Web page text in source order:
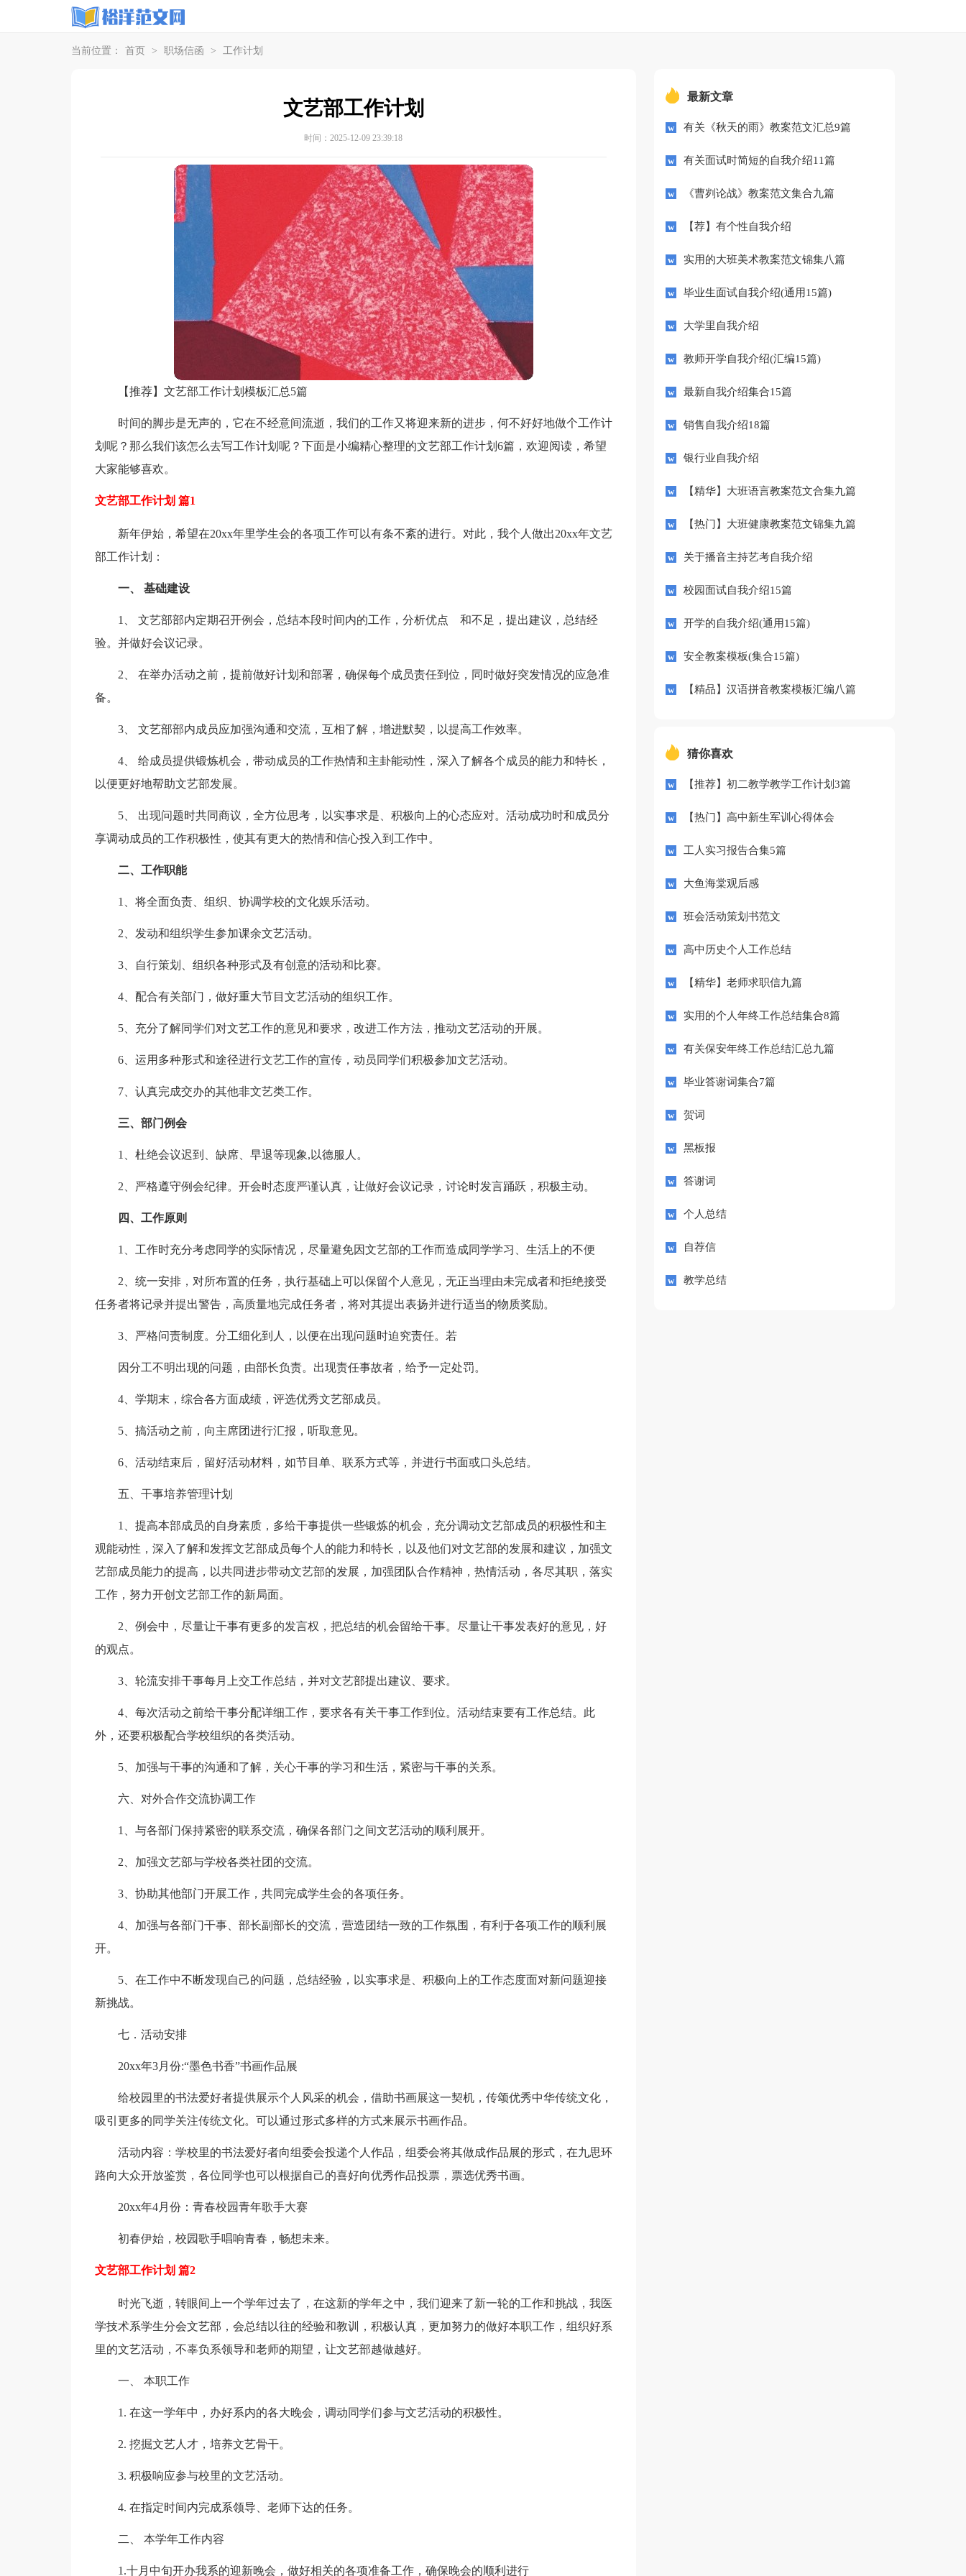
当前位置： 首页 > 职场信函 > 工作计划
文艺部工作计划
时间：2025-12-09 23:39:18
【推荐】文艺部工作计划模板汇总5篇
时间的脚步是无声的，它在不经意间流逝，我们的工作又将迎来新的进步，何不好好地做个工作计
划呢？那么我们该怎么去写工作计划呢？下面是小编精心整理的文艺部工作计划6篇，欢迎阅读，希望
大家能够喜欢。
文艺部工作计划 篇1
新年伊始，希望在20xx年里学生会的各项工作可以有条不紊的进行。对此，我个人做出20xx年文艺
部工作计划：
一、 基础建设
1、 文艺部部内定期召开例会，总结本段时间内的工作，分析优点 和不足，提出建议，总结经
验。并做好会议记录。
2、 在举办活动之前，提前做好计划和部署，确保每个成员责任到位，同时做好突发情况的应急准
备。
3、 文艺部部内成员应加强沟通和交流，互相了解，增进默契，以提高工作效率。
4、 给成员提供锻炼机会，带动成员的工作热情和主卦能动性，深入了解各个成员的能力和特长，
以便更好地帮助文艺部发展。
5、 出现问题时共同商议，全方位思考，以实事求是、积极向上的心态应对。活动成功时和成员分
享调动成员的工作积极性，使其有更大的热情和信心投入到工作中。
二、工作职能
1、将全面负责、组织、协调学校的文化娱乐活动。
2、发动和组织学生参加课余文艺活动。
3、自行策划、组织各种形式及有创意的活动和比赛。
4、配合有关部门，做好重大节目文艺活动的组织工作。
5、充分了解同学们对文艺工作的意见和要求，改进工作方法，推动文艺活动的开展。
6、运用多种形式和途径进行文艺工作的宣传，动员同学们积极参加文艺活动。
7、认真完成交办的其他非文艺类工作。
三、部门例会
1、杜绝会议迟到、缺席、早退等现象,以德服人。
2、严格遵守例会纪律。开会时态度严谨认真，让做好会议记录，讨论时发言踊跃，积极主动。
四、工作原则
1、工作时充分考虑同学的实际情况，尽量避免因文艺部的工作而造成同学学习、生活上的不便
2、统一安排，对所布置的任务，执行基础上可以保留个人意见，无正当理由未完成者和拒绝接受
任务者将记录并提出警告，高质量地完成任务者，将对其提出表扬并进行适当的物质奖励。
3、严格问责制度。分工细化到人，以便在出现问题时迫究责任。若
因分工不明出现的问题，由部长负责。出现责任事故者，给予一定处罚。
4、学期末，综合各方面成绩，评选优秀文艺部成员。
5、搞活动之前，向主席团进行汇报，听取意见。
6、活动结束后，留好活动材料，如节目单、联系方式等，并进行书面或口头总结。
五、干事培养管理计划
1、提高本部成员的自身素质，多给干事提供一些锻炼的机会，充分调动文艺部成员的积极性和主
观能动性，深入了解和发挥文艺部成员每个人的能力和特长，以及他们对文艺部的发展和建议，加强文
艺部成员能力的提高，以共同进步带动文艺部的发展，加强团队合作精神，热情活动，各尽其职，落实
工作，努力开创文艺部工作的新局面。
2、例会中，尽量让干事有更多的发言权，把总结的机会留给干事。尽量让干事发表好的意见，好
的观点。
3、轮流安排干事每月上交工作总结，并对文艺部提出建议、要求。
4、每次活动之前给干事分配详细工作，要求各有关干事工作到位。活动结束要有工作总结。此
外，还要积极配合学校组织的各类活动。
5、加强与干事的沟通和了解，关心干事的学习和生活，紧密与干事的关系。
六、对外合作交流协调工作
1、与各部门保持紧密的联系交流，确保各部门之间文艺活动的顺利展开。
2、加强文艺部与学校各类社团的交流。
3、协助其他部门开展工作，共同完成学生会的各项任务。
4、加强与各部门干事、部长副部长的交流，营造团结一致的工作氛围，有利于各项工作的顺利展
开。
5、在工作中不断发现自己的问题，总结经验，以实事求是、积极向上的工作态度面对新问题迎接
新挑战。
七．活动安排
20xx年3月份:“墨色书香”书画作品展
给校园里的书法爱好者提供展示个人风采的机会，借助书画展这一契机，传颂优秀中华传统文化，
吸引更多的同学关注传统文化。可以通过形式多样的方式来展示书画作品。
活动内容：学校里的书法爱好者向组委会投递个人作品，组委会将其做成作品展的形式，在九思环
路向大众开放鉴赏，各位同学也可以根据自己的喜好向优秀作品投票，票选优秀书画。
20xx年4月份：青春校园青年歌手大赛
初春伊始，校园歌手唱响青春，畅想未来。
文艺部工作计划 篇2
时光飞逝，转眼间上一个学年过去了，在这新的学年之中，我们迎来了新一轮的工作和挑战，我医
学技术系学生分会文艺部，会总结以往的经验和教训，积极认真，更加努力的做好本职工作，组织好系
里的文艺活动，不辜负系领导和老师的期望，让文艺部越做越好。
一、 本职工作
1. 在这一学年中，办好系内的各大晚会，调动同学们参与文艺活动的积极性。
2. 挖掘文艺人才，培养文艺骨干。
3. 积极响应参与校里的文艺活动。
4. 在指定时间内完成系领导、老师下达的任务。
二、 本学年工作内容
1.十月中旬开办我系的迎新晚会，做好相关的各项准备工作，确保晚会的顺利进行
最新文章
有关《秋天的雨》教案范文汇总9篇
有关面试时简短的自我介绍11篇
《曹刿论战》教案范文集合九篇
【荐】有个性自我介绍
实用的大班美术教案范文锦集八篇
毕业生面试自我介绍(通用15篇)
大学里自我介绍
教师开学自我介绍(汇编15篇)
最新自我介绍集合15篇
销售自我介绍18篇
银行业自我介绍
【精华】大班语言教案范文合集九篇
【热门】大班健康教案范文锦集九篇
关于播音主持艺考自我介绍
校园面试自我介绍15篇
开学的自我介绍(通用15篇)
安全教案模板(集合15篇)
【精品】汉语拼音教案模板汇编八篇
猜你喜欢
【推荐】初二教学教学工作计划3篇
【热门】高中新生军训心得体会
工人实习报告合集5篇
大鱼海棠观后感
班会活动策划书范文
高中历史个人工作总结
【精华】老师求职信九篇
实用的个人年终工作总结集合8篇
有关保安年终工作总结汇总九篇
毕业答谢词集合7篇
贺词
黑板报
答谢词
个人总结
自荐信
教学总结